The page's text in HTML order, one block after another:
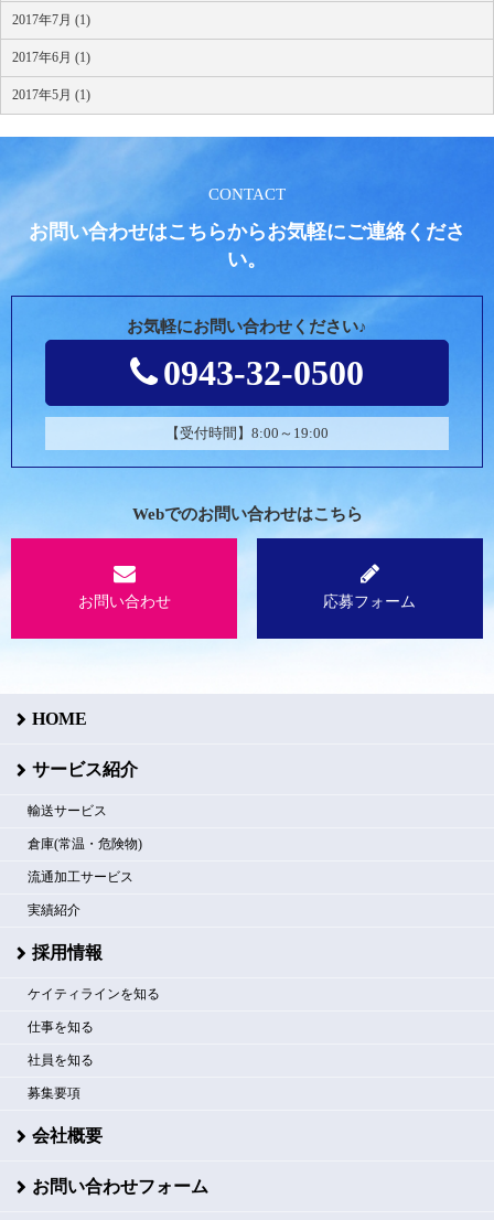
2017年7月 (1)
2017年6月 (1)
2017年5月 (1)
CONTACT
お問い合わせはこちらからお気軽にご連絡くださ
い。
お気軽にお問い合わせください♪
0943-32-0500
【受付時間】8:00～19:00
Webでのお問い合わせはこちら
お問い合わせ 応募フォーム
HOME
サービス紹介
輸送サービス
倉庫(常温・危険物)
流通加工サービス
実績紹介
採用情報
ケイティラインを知る
仕事を知る
社員を知る
募集要項
会社概要
お問い合わせフォーム